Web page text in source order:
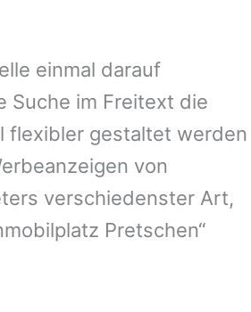
einmal darauf
Suche im Freitext die
flexibler gestaltet werden
von
verschiedenster Art,
Pretschen“